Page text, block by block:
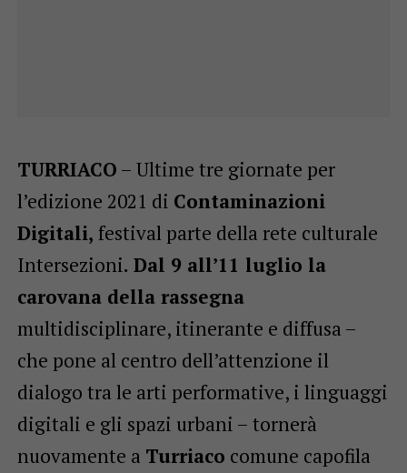
TURRIACO – Ultime tre giornate per
l’edizione 2021 di Contaminazioni
Digitali, festival parte della rete culturale
Intersezioni. Dal 9 all’11 luglio la
carovana della rassegna
multidisciplinare, itinerante e diffusa –
che pone al centro dell’attenzione il
dialogo tra le arti performative, i linguaggi
digitali e gli spazi urbani – tornerà
nuovamente a Turriaco comune capofila